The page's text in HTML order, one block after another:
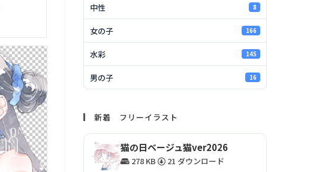
中性 8
女の子 166
水彩 145
男の子 16
新着 フリーイラスト
猫の日ベージュ猫ver2026
278 KB 21 ダウンロード